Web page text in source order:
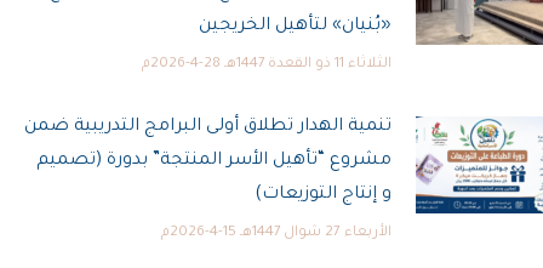
«بُنيان» لتأهيل الخريجين
الثلاثاء 11 ذو القعدة 1447هـ 28-4-2026م
تنمية الهدار تطلاق أولى البرامج التدريبية ضمن
مشروع “تأهيل الأسر المنتجة” بدورة (تصميم
و إنتاج التوزيعات)
الأربعاء 27 شوال 1447هـ 15-4-2026م